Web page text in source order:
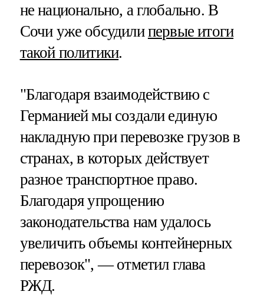
не национально, а глобально. В
Сочи уже обсудилипервые итоги
такой политики.
"Благодаря взаимодействию с
Германией мы создали единую
накладную при перевозке грузов в
странах, в которых действует
разное транспортное право.
Благодаря упрощению
законодательства нам удалось
увеличить объемы контейнерных
перевозок", — отметил глава
РЖД.